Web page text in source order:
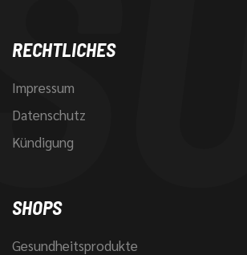
RECHTLICHES
Impressum
Datenschutz
Kündigung
SHOPS
Gesundheitsprodukte